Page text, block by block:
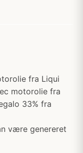
fra Liqui
motorolie fra
33% fra
være genereret